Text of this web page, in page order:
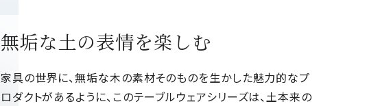
無垢な土の表情を楽しむ
家具の世界に、無垢な木の素材そのものを生かした魅力的なプ
ロダクトがあるように、このテーブルウェアシリーズは、土本来の